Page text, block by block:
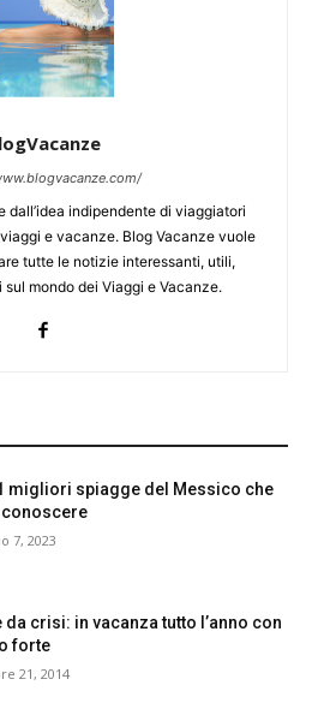
dall’idea indipendente di viaggiatori
e vacanze. Blog Vacanze vuole
tutte le notizie interessanti, utili,
mondo dei Viaggi e Vacanze.
migliori spiagge del Messico che
conoscere
7, 2023
da crisi: in vacanza tutto l’anno con
forte
21, 2014